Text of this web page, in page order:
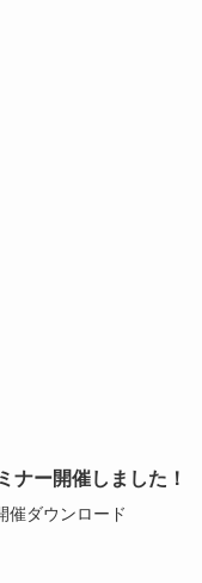
ー開催しました！
催ダウンロード